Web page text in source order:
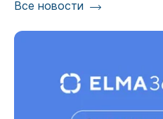
Все новости